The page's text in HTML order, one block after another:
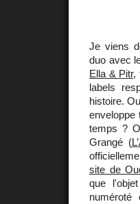
Je viens
duo avec
Ella & Pitr,
labels
histoire.
enveloppe
temps ?
Grangé (
site de
que